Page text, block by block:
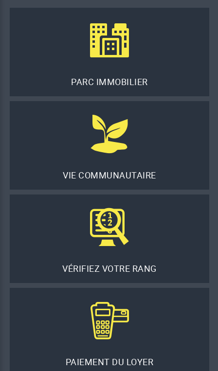
PARC IMMOBILIER
VIE COMMUNAUTAIRE
VÉRIFIEZ VOTRE RANG
PAIEMENT DU LOYER